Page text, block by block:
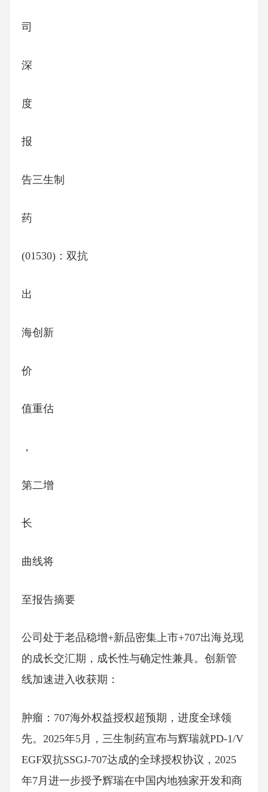
司
深
度
报
告三生制
药
(01530)：双抗
出
海创新
价
值重估
，
第二增
长
曲线将
至报告摘要
公司处于老品稳增+新品密集上市+707出海兑现
的成长交汇期，成长性与确定性兼具。创新管
线加速进入收获期：
肿瘤：707海外权益授权超预期，进度全球领
先。2025年5月，三生制药宣布与辉瑞就PD-1/V
EGF双抗SSGJ-707达成的全球授权协议，2025
年7月进一步授予辉瑞在中国内地独家开发和商